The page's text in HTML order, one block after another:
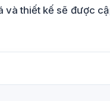
và thiết kế sẽ được